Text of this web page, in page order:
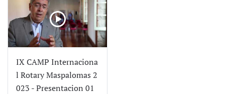
IX CAMP Internaciona
l Rotary Maspalomas 2
023 - Presentacion 01